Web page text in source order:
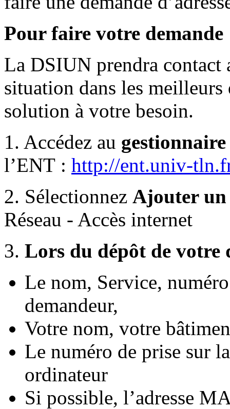
Pour faire votre demande
La DSIUN prendra contact
situation dans les
solution à votre besoin.
1. Accédez au
l’ENT : http://ent.univ-
2. Sélectionnez Ajouter
Réseau - Accès internet
3. Lors du dépôt de votre
Le nom, Service,
demandeur,
Votre nom, votre
Le numéro de prise sur
ordinateur
Si possible, l’adresse